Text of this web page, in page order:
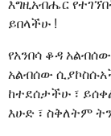
እግዚአብሔር
ይበላችሁ !
የአንበሳ ቆዳ
አልብሰው
ከተደሰታችሁ ፣
እሁድ ፣ ስቅለትም